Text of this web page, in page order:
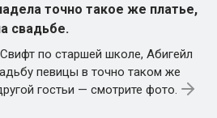
точно такое же платье,
свадьбе.
по старшей школе, Абигейл
певицы в точно таком же
гостьи — смотрите фото.